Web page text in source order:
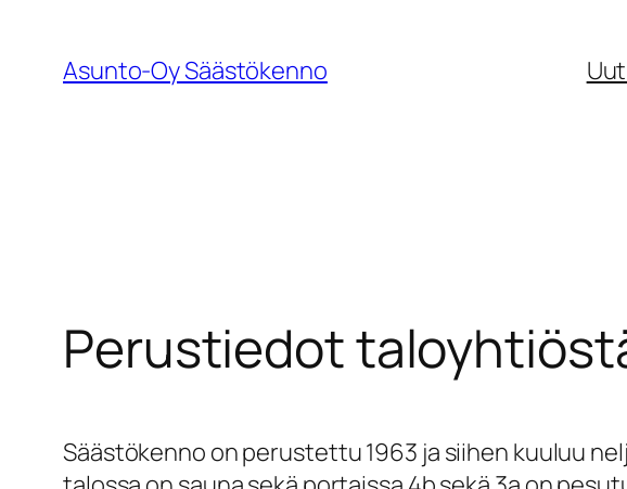
sisältöönAsunto-Oy Säästökenno
Perustiedot
Säästökenno on perustettu 1963 ja siihen kuuluu